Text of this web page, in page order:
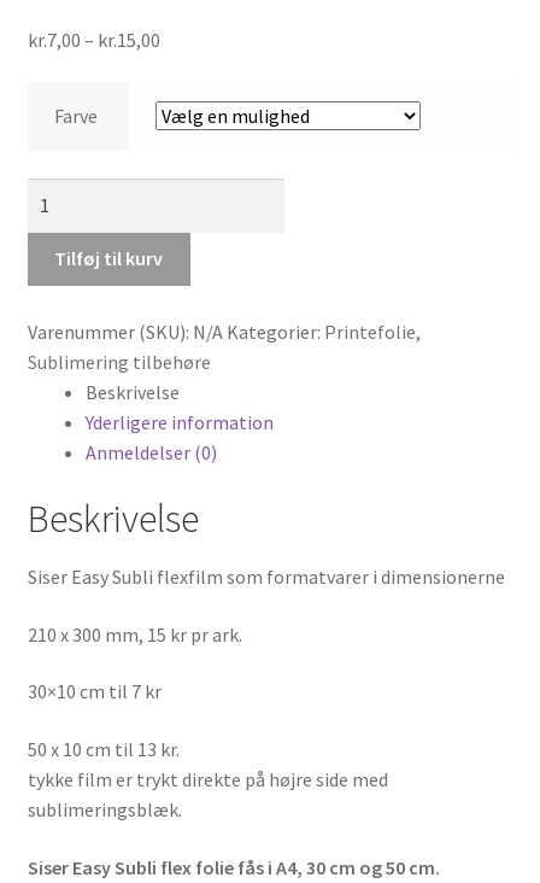
kr.7,00 – kr.15,00Prisinterval:
til
kr.15,00
Farve
siser
Subl
antal
Tilføj til kurv
Varenummer (SKU): N/A Kategorier: Printefolie,
Sublimering tilbehøre
Beskrivelse
Yderligere information
Anmeldelser (0)
Beskrivelse
Siser Easy Subli flexfilm som formatvarer i dimensionerne
210 x 300 mm, 15 kr pr ark.
30×10 cm til 7 kr
50 x 10 cm til 13 kr.
tykke film er trykt direkte på højre side med
sublimeringsblæk.
Siser Easy Subli flex folie fås i A4, 30 cm og 50 cm.